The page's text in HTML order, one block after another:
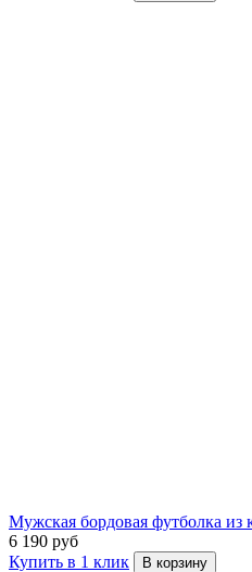
Мужская бордовая футболка из
6 190 руб
Купить в 1 клик
В корзину